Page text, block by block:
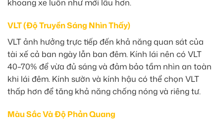
khoang xe luôn như mới lâu hơn.
VLT (Độ Truyền Sáng Nhìn Thấy)
VLT ảnh hưởng trực tiếp đến khả năng quan sát của
tài xế cả ban ngày lẫn ban đêm. Kính lái nên có VLT
40–70% để vừa đủ sáng và đảm bảo tầm nhìn an toàn
khi lái đêm. Kính sườn và kính hậu có thể chọn VLT
thấp hơn để tăng khả năng chống nóng và riêng tư.
Màu Sắc Và Độ Phản Quang